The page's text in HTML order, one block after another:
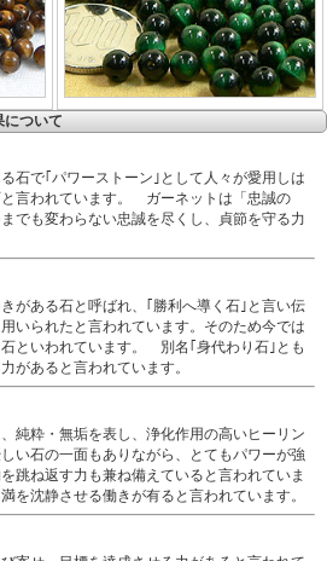
について
石で｢パワーストーン｣として人々が愛用しは
言われています。 ガーネットは「忠誠の
でも変わらない忠誠を尽くし、貞節を守る力
がある石と呼ばれ、｢勝利へ導く石｣と言い伝
いられたと言われています。そのため今では
といわれています。 別名｢身代わり石｣とも
があると言われています。
純粋・無垢を表し、浄化作用の高いヒーリン
い石の一面もありながら、とてもパワーが強
跳ね返す力も兼ね備えていると言われていま
沈静させる働きが有ると言われています。